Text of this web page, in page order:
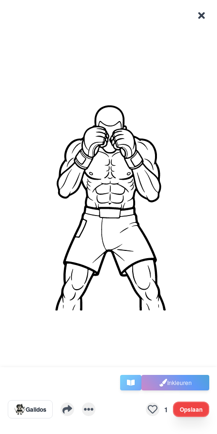
Inkleuren
Galidos 1 Opslaan